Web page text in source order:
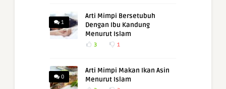
1
Arti Mimpi Bersetubuh
Dengan Ibu Kandung
Menurut Islam
3 1
0
Arti Mimpi Makan Ikan Asin
Menurut Islam